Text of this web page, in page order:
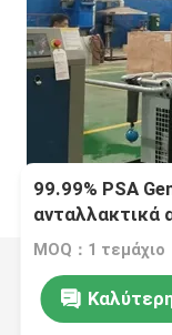
99.99% PSA
ανταλλακτικά
χώρου
MOQ：1 τεμάχιο